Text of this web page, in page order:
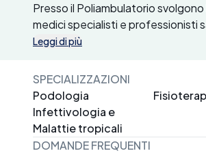
Presso il Poliambulatorio
medici specialisti e professionisti
specializzati.Grande importanza
effettuata dai nostri specialisti
l'approccio migliore per ogni
particolare si eseguo no
riabilitazione individuale in
palestra, in piscina a seconda
della necessità del paziente.
Leggi di più
SPECIALIZZAZIONI
Podologia
Infettivologia e
Malattie tropicali
DOMANDE FREQUENTI